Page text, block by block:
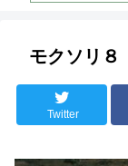
モクソリ８
Twitter